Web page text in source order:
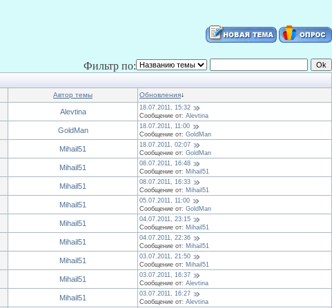
Фильтр по:
Автор темы Обновления↓
Alevtina
18.07.2011, 15:32
Сообщение от: Alevtina
GoldMan
18.07.2011, 11:00
Сообщение от: GoldMan
Mihail51
18.07.2011, 02:07
Сообщение от: GoldMan
Mihail51
08.07.2011, 16:48
Сообщение от: Mihail51
Mihail51
08.07.2011, 16:33
Сообщение от: Mihail51
Mihail51
05.07.2011, 11:00
Сообщение от: GoldMan
Mihail51
04.07.2011, 23:15
Сообщение от: Mihail51
Mihail51
04.07.2011, 22:36
Сообщение от: Mihail51
Mihail51
03.07.2011, 21:50
Сообщение от: Mihail51
Mihail51
03.07.2011, 16:37
Сообщение от: Alevtina
Mihail51
03.07.2011, 16:27
Сообщение от: Alevtina